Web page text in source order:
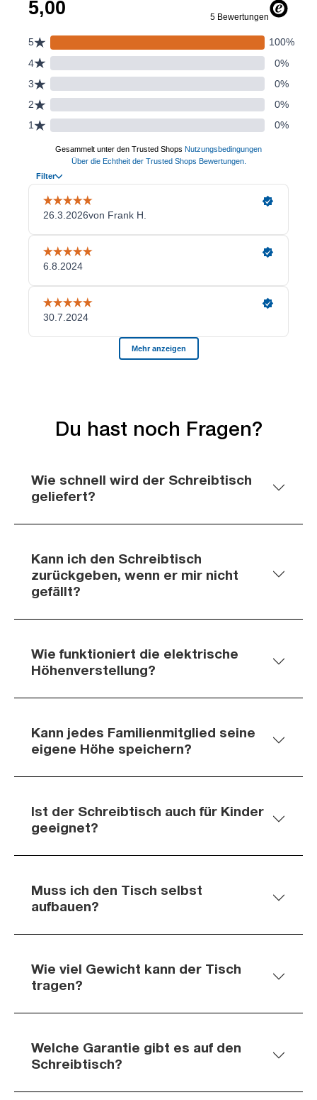
Du hast noch Fragen?
Wie schnell wird der Schreibtisch
geliefert?
Kann ich den Schreibtisch
zurückgeben, wenn er mir nicht
gefällt?
Wie funktioniert die elektrische
Höhenverstellung?
Kann jedes Familienmitglied seine
eigene Höhe speichern?
Ist der Schreibtisch auch für Kinder
geeignet?
Muss ich den Tisch selbst
aufbauen?
Wie viel Gewicht kann der Tisch
tragen?
Welche Garantie gibt es auf den
Schreibtisch?